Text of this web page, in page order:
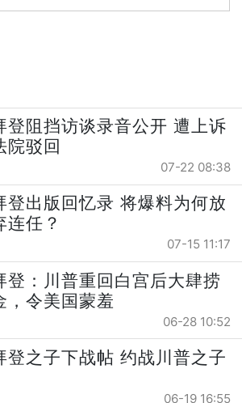
登阻挡访谈录音公开 遭上诉
院驳回
07-22 08:38
登出版回忆录 将爆料为何放
连任？
07-15 11:17
登：川普重回白宫后大肆捞
，令美国蒙羞
06-28 10:52
登之子下战帖 约战川普之子
06-19 16:55